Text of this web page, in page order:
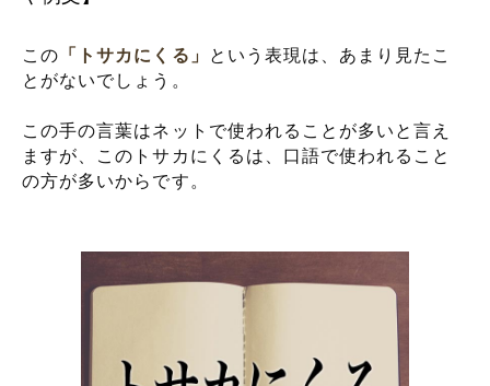
この 「トサカにくる」
という表現は、あまり見たこ
とがないでしょう。
この手の言葉はネットで使われることが多いと言え
ますが、このトサカにくるは、口語で使われること
の方が多いからです。